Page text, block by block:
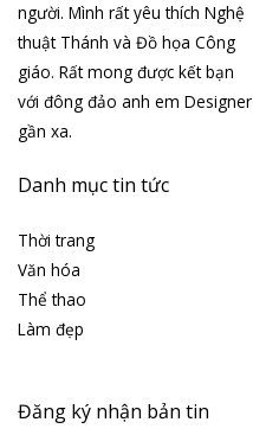
người. Mình rất yêu thích Nghệ
thuật Thánh và Đồ họa Công
giáo. Rất mong được kết bạn
với đông đảo anh em Designer
gần xa.
Danh mục tin tức
Thời trang
Văn hóa
Thể thao
Làm đẹp
Đăng ký nhận bản tin